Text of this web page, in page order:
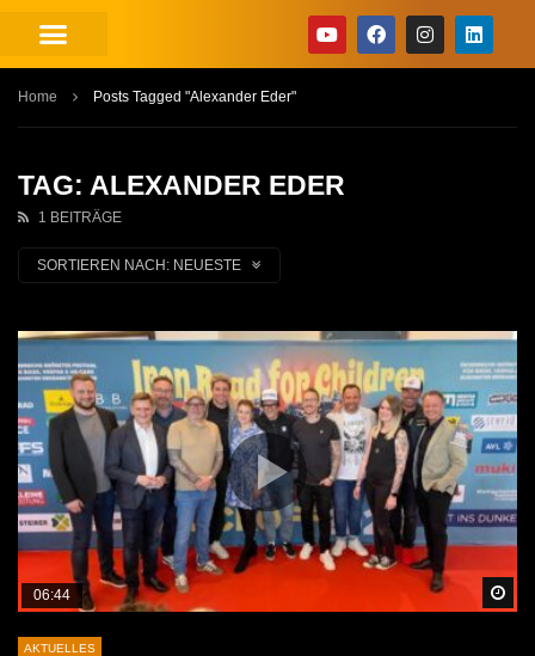
Home Posts Tagged "Alexander Eder"
TAG: ALEXANDER EDER
1 BEITRÄGE
SORTIEREN NACH: NEUESTE
06:44
AKTUELLES